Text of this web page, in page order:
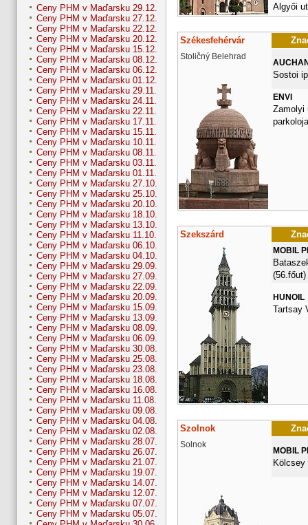
Ceny PHM v Maďarsku 29.12.
Ceny PHM v Maďarsku 27.12.
Ceny PHM v Maďarsku 22.12.
Ceny PHM v Maďarsku 20.12.
Ceny PHM v Maďarsku 15.12.
Ceny PHM v Maďarsku 08.12.
Ceny PHM v Maďarsku 06.12.
Ceny PHM v Maďarsku 01.12.
Ceny PHM v Maďarsku 29.11.
Ceny PHM v Maďarsku 24.11.
Ceny PHM v Maďarsku 22.11.
Ceny PHM v Maďarsku 17.11.
Ceny PHM v Maďarsku 15.11.
Ceny PHM v Maďarsku 10.11.
Ceny PHM v Maďarsku 08.11.
Ceny PHM v Maďarsku 03.11.
Ceny PHM v Maďarsku 01.11.
Ceny PHM v Maďarsku 27.10.
Ceny PHM v Maďarsku 25.10.
Ceny PHM v Maďarsku 20.10.
Ceny PHM v Maďarsku 18.10.
Ceny PHM v Maďarsku 13.10.
Ceny PHM v Maďarsku 11.10.
Ceny PHM v Maďarsku 06.10.
Ceny PHM v Maďarsku 04.10.
Ceny PHM v Maďarsku 29.09.
Ceny PHM v Maďarsku 27.09.
Ceny PHM v Maďarsku 22.09.
Ceny PHM v Maďarsku 20.09.
Ceny PHM v Maďarsku 15.09.
Ceny PHM v Maďarsku 13.09.
Ceny PHM v Maďarsku 08.09.
Ceny PHM v Maďarsku 06.09.
Ceny PHM v Maďarsku 30.08.
Ceny PHM v Maďarsku 25.08.
Ceny PHM v Maďarsku 23.08.
Ceny PHM v Maďarsku 18.08.
Ceny PHM v Maďarsku 16.08.
Ceny PHM v Maďarsku 11.08.
Ceny PHM v Maďarsku 09.08.
Ceny PHM v Maďarsku 04.08.
Ceny PHM v Maďarsku 02.08.
Ceny PHM v Maďarsku 28.07.
Ceny PHM v Maďarsku 26.07.
Ceny PHM v Maďarsku 21.07.
Ceny PHM v Maďarsku 19.07.
Ceny PHM v Maďarsku 14.07.
Ceny PHM v Maďarsku 12.07.
Ceny PHM v Maďarsku 07.07.
Ceny PHM v Maďarsku 05.07.
Algyői ut
Székesfehérvár
Stoličný Belehrad
Sostoi
ENVI
Zamolyi
Szekszárd
MOBIL
(56.főut)
HUNOIL
Tartsay
Szolnok
Solnok
MOBIL
Kölcsey